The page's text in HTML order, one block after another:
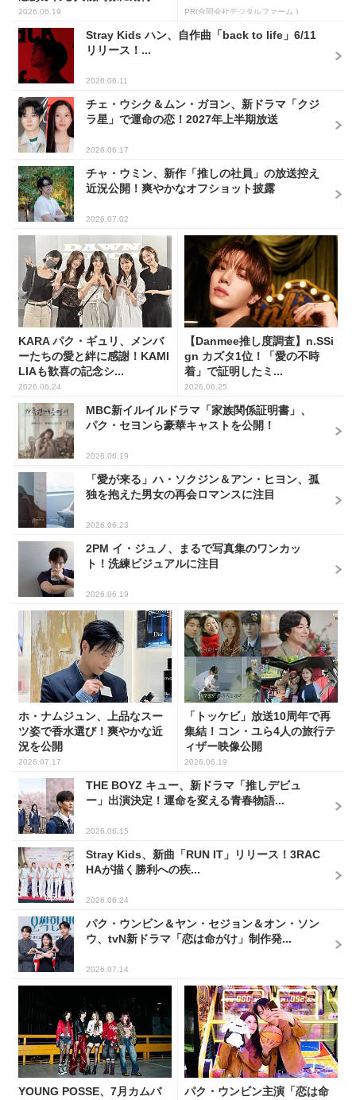
2026.06.19 PR(合同会社デジタルファーム )
Stray Kids ハン、自作曲「back to life」6/11
リリース！...
2026.06.11
チェ・ウシク＆ムン・ガヨン、新ドラマ「クジ
ラ星」で運命の恋！2027年上半期放送
2026.06.17
チャ・ウミン、新作「推しの社員」の放送控え
近況公開！爽やかなオフショット披露
2026.07.02
KARA パク・ギュリ、メンバ
ーたちの愛と絆に感謝！KAMI
LIAも歓喜の記念シ...
2026.06.24
【Danmee推し度調査】n.SSi
gn カズタ1位！「愛の不時
着」で証明したミ...
2026.06.25
MBC新イルイルドラマ「家族関係証明書」、
パク・セヨンら豪華キャストを公開！
2026.06.19
「愛が来る」ハ・ソクジン＆アン・ヒヨン、孤
独を抱えた男女の再会ロマンスに注目
2026.06.23
2PM イ・ジュノ、まるで写真集のワンカッ
ト！洗練ビジュアルに注目
2026.06.19
ホ・ナムジュン、上品なスー
ツ姿で香水選び！爽やかな近
況を公開
2026.07.17
「トッケビ」放送10周年で再
集結！コン・ユら4人の旅行テ
ィザー映像公開
2026.06.19
THE BOYZ キュー、新ドラマ「推しデビュ
ー」出演決定！運命を変える青春物語...
2026.06.15
Stray Kids、新曲「RUN IT」リリース！3RAC
HAが描く勝利への疾...
2026.06.24
パク・ウンビン＆ヤン・セジョン＆オン・ソン
ウ、tvN新ドラマ「恋は命がけ」制作発...
2026.07.14
YOUNG POSSE、7月カムバ
パク・ウンビン主演「恋は命